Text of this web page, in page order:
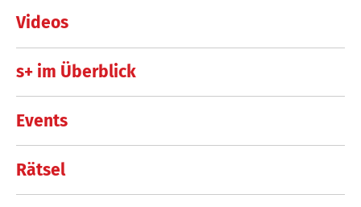
Videos
s+ im Überblick
Events
Rätsel